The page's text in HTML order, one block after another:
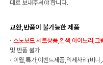
대로 보내주셔야 합니다.
교환,반품이 불가능한 제품
· 스노보드 세트상품,흰색,아이보리,크
및 반품 불가
· 이월,특가,이벤트제품,악세사리(비